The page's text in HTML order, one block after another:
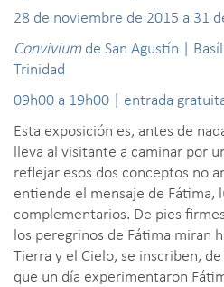
28 de noviembre de 2015 a 31
Conviviumde San Agustín |
Trinidad
09h00 a 19h00 | entrada
Esta exposición es, antes de
lleva al visitante a caminar por
reflejar esos dos conceptos no
entiende el mensaje de Fátima,
complementarios. De pies
los peregrinos de Fátima miran
Tierra y el Cielo, se inscriben,
que un día experimentaron